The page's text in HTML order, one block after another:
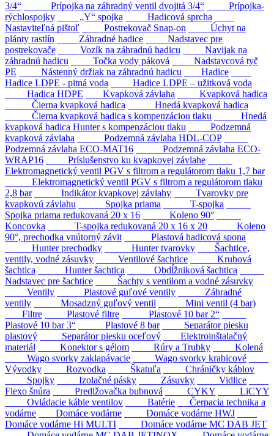
3/4“
Prípojka na záhradný ventil dvojitá 3/4“
Prípojka-
rýchlospojky
„Y“ spojka
Hadicová sprcha
Nastaviteľná pištoľ
Postrekovač Snap-on
Úchyt na
plánty rastlín
Záhradné hadice
Nadstavec pre
postrekovače
Vozík na záhradnú hadicu
Navijak na
záhradnú hadicu
Točka vody páková
Nadstavcová tyč
PE
Nástenný držiak na záhradnú hadicu
Hadice
Hadice LDPE - pitná voda
Hadice LDPE – užitková voda
Hadica HDPE
Kvapková závlaha
Kvapková hadica
Čierna kvapková hadica
Hnedá kvapková hadica
Čierna kvapková hadica s kompenzáciou tlaku
Hnedá
kvapková hadica Hunter s kompenzáciou tlaku
Podzemná
kvapková závlaha
Podzemná závlaha HDL-COP
Podzemná závlaha ECO-MAT16
Podzemná závlaha ECO-
WRAP16
Príslušenstvo ku kvapkovej závlahe
Elektromagnetický ventil PGV s filtrom a regulátorom tlaku 1,7 bar
Elektromagnetický ventil PGV s filtrom a regulátorom tlaku
2,8 bar
Indikátor kvapkovej závlahy
Tvarovky pre
kvapkovú závlahu
Spojka priama
T-spojka
Spojka priama redukovaná 20 x 16
Koleno 90°
Koncovka
T-spojka redukovaná 20 x 16 x 20
Koleno
90°, prechodka vnútorný závit
Plastová hadicová spona
Hunter prechodky
Hunter tvarovky
Šachtice,
ventily, vodné zásuvky
Ventilové šachtice
Kruhová
šachtica
Hunter šachtica
Obdĺžniková šachtica
Nadstavec pre šachtice
Šachty s ventilom a vodné zásuvky
Ventily
Plastové guľové ventily
Záhradné
ventily
Mosadzný guľový ventil
Mini ventil (4 bar)
Filtre
Plastové filtre
Plastové 10 bar 2“
Plastové 10 bar 3“
Plastové 8 bar
Separátor piesku
plastový
Separátor piesku oceľový
Elektroinštalačný
materiál
Konektor s gélom Rúry a Trubky
Kolená
Wago svorky zaklapávacie
Wago svorky krabicové
Vývodky
Rozvodka Škatuľa
Chráničky káblov
Spojky
Izolačné pásky Zásuvky
Vidlice
Flexo šnúra
Predlžovačka bubnová CYKY
LiCYY
Ovládacie káble ventilov
Batérie
Čerpacia technika a
vodárne
Domáce vodárne
Domáce vodárne HWJ
Domáce vodárne Hi MULTI
Domáce vodárne MC DAB JET